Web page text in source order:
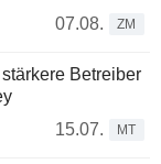
07.08.
ZM
Betreiber
15.07.
MT